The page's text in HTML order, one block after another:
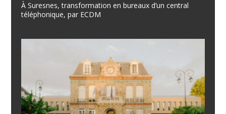
À Suresnes, transformation en bureaux d’un central
téléphonique, par ECDM